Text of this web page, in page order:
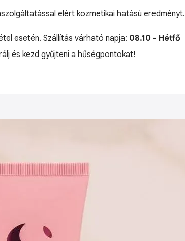
elért kozmetikai hatású eredményt.
esetén. Szállítás várható napja: 08.10 - Hétfő
és kezd gyűjteni a hűségpontokat!